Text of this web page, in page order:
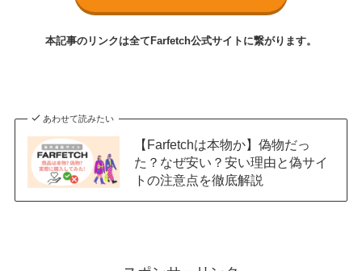
本記事のリンクは全てFarfetch公式サイトに繋がります。
あわせて読みたい
【Farfetchは本物か】偽物だっ
た？なぜ安い？安い理由と偽サイ
トの注意点を徹底解説